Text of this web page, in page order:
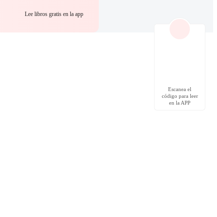
Lee libros gratis en la app
Escanea el
código para leer
en la APP